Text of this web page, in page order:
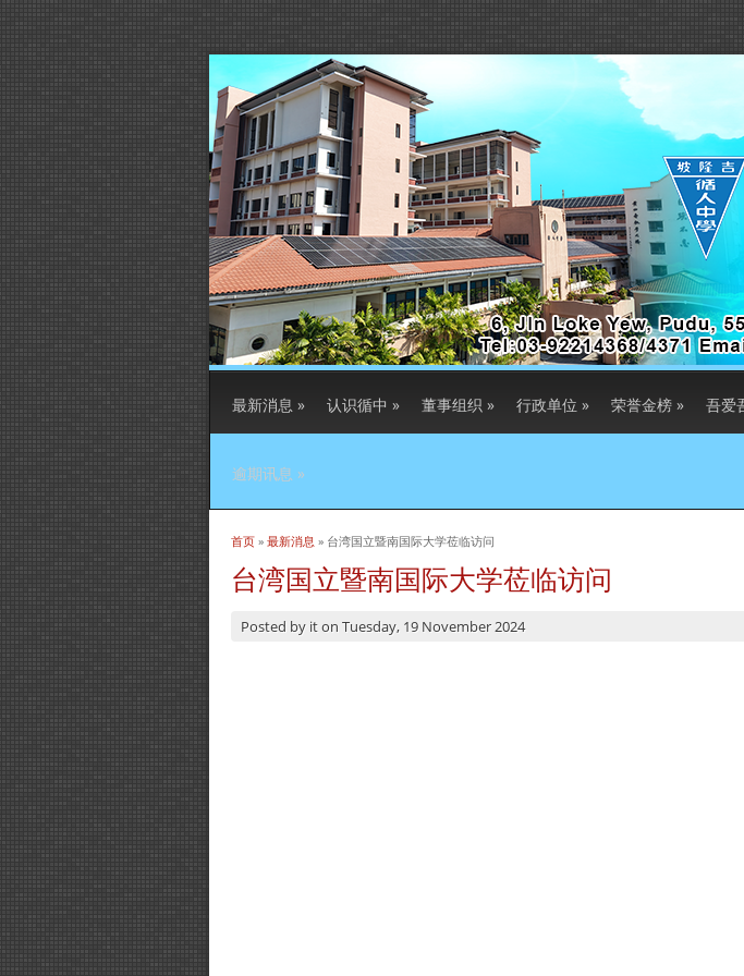
最新消息 » 认识循中 » 董事组织 » 行政单位 » 荣誉金榜 » 吾爱
逾期讯息 »
当前位置
首页 » 最新消息 » 台湾国立暨南国际大学莅临访问
台湾国立暨南国际大学莅临访问
Posted by iton Tuesday, 19 November 2024